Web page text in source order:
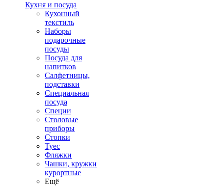
Кухня и посуда
Кухонный
текстиль
Наборы
подарочные
посуды
Посуда для
напитков
Салфетницы,
подставки
Специальная
посуда
Специи
Столовые
приборы
Стопки
Туес
Фляжки
Чашки, кружки
курортные
Ещё